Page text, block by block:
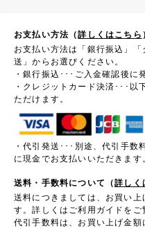
お支払い方法（詳しくはこちら
お支払い方法は「銀行振込」
送」からお選びください。
・銀行振込･･･ご入金確認後に
・クレジットカード決済･･･以
ただけます。
・代引発送･･･別途、代引手
に現金でお支払いいただきます
送料・手数料について（詳しく
送料につきましては、お買い
す。詳しくはご利用ガイドをご
代引手数料は、お買い上げ金額